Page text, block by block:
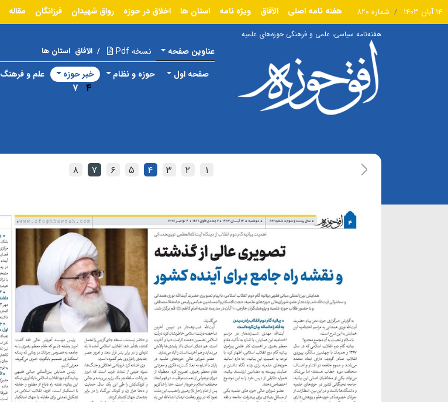
۱۴ آبان ۱۴۰۳ شماره ۸۲۰ هفته نامه اصلی الآفاق ویژه نامه استان ها اخلاق در حوزه رواق شهیدان فرزانگان مقاله
هفته‌نامه سیاسی، علمی و فرهنگی حوزه‌های علمیه
عناوین صفحه نسخه Pdf / الآفاق استان ها
صفحه اول حوزه و نظام خبر حوزه
۴ ۷
علم و فرهنگ
۱ ۲ ۳ ۴ ۵ ۶ ۷ ۸